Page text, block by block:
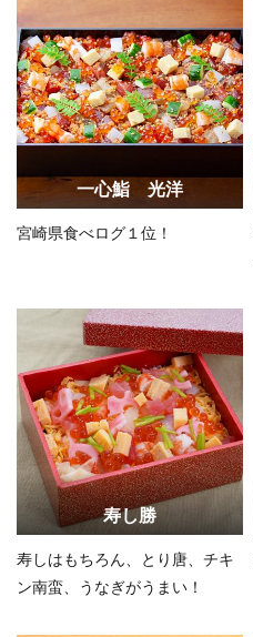
一心鮨 光洋
宮崎県食べログ１位！
寿し勝
寿しはもちろん、とり唐、チキ
ン南蛮、うなぎがうまい！